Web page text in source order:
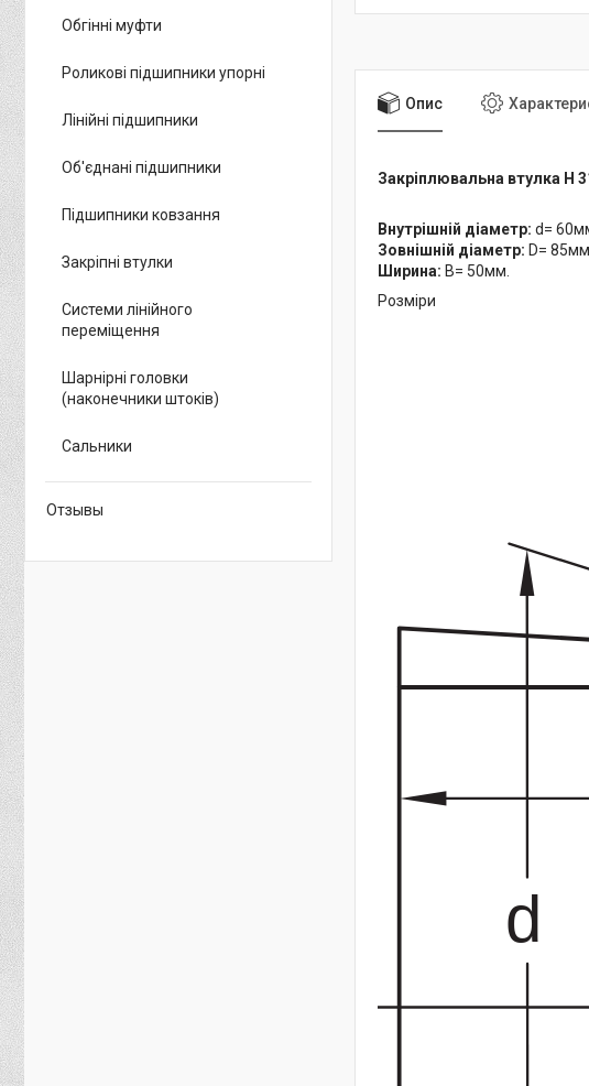
Опис
Закріплювальна втулка H
Внутрішній діаметр: d=
Зовнішній діаметр: D=
Ширина: B= 50мм.
Розміри
Обгінні муфти
Роликові підшипники упорні
Лінійні підшипники
Об'єднані підшипники
Підшипники ковзання
Закріпні втулки
Системи лінійного
переміщення
Шарнірні головки
(наконечники штоків)
Сальники
Отзывы